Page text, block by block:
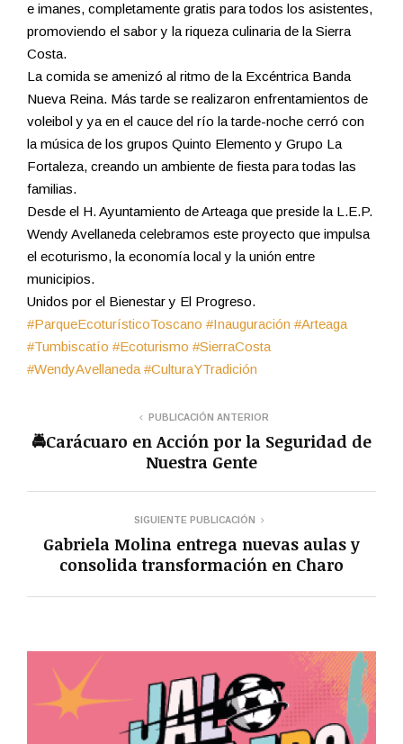
e imanes, completamente gratis para todos los asistentes,
promoviendo el sabor y la riqueza culinaria de la Sierra
Costa.
La comida se amenizó al ritmo de la Excéntrica Banda
Nueva Reina. Más tarde se realizaron enfrentamientos de
voleibol y ya en el cauce del río la tarde-noche cerró con
la música de los grupos Quinto Elemento y Grupo La
Fortaleza, creando un ambiente de fiesta para todas las
familias.
Desde el H. Ayuntamiento de Arteaga que preside la L.E.P.
Wendy Avellaneda celebramos este proyecto que impulsa
el ecoturismo, la economía local y la unión entre
municipios.
Unidos por el Bienestar y El Progreso.
#ParqueEcoturísticoToscano #Inauguración #Arteaga
#Tumbiscatío #Ecoturismo #SierraCosta
#WendyAvellaneda #CulturaYTradición
PUBLICACIÓN ANTERIOR
🚔Carácuaro en Acción por la Seguridad de
Nuestra Gente
SIGUIENTE PUBLICACIÓN
Gabriela Molina entrega nuevas aulas y
consolida transformación en Charo